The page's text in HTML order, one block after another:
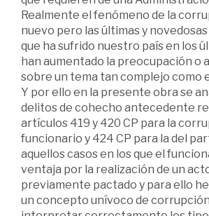
Realmente el fenómeno de la
nuevo pero las últimas y
que ha sufrido nuestro país en los
han aumentado la preocupación o
sobre un tema tan complejo como
Y por ello en la presente obra se
delitos de cohecho antecedente
artículos 419 y 420 CP para la
funcionario y 424 CP para la del
aquellos casos en los que el
ventaja por la realización de un
previamente pactado y para ello
un concepto unívoco de